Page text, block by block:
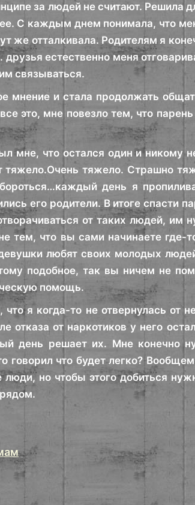
за людей не считают. Решила
С каждым днем понимала, что
же отталкивала. Родителям я
естественно меня
связываться.
мнение и стала продолжать
это, мне повезло тем, что парень
мне, что остался один и никому
тяжело.Очень тяжело. Страшно
день я
его родители. В итоге спасти
от таких людей, им
тем, что вы сами начинаете где-
любят своих молодых
подобное, так вы ничем не
помощь.
я когда-то не отвернулась от
отказа от наркотиков у него
день решает их. Мне конечно
что будет легко?
но чтобы этого добиться